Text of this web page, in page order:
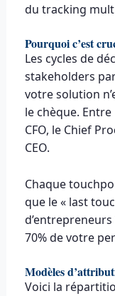
du tracking
Pourquoi c’est
Les cycles de
stakeholders
votre solution
le chèque. Entre
CFO, le Chief
CEO.
Chaque
que le « last
70% de votre
Modèles
Voici la